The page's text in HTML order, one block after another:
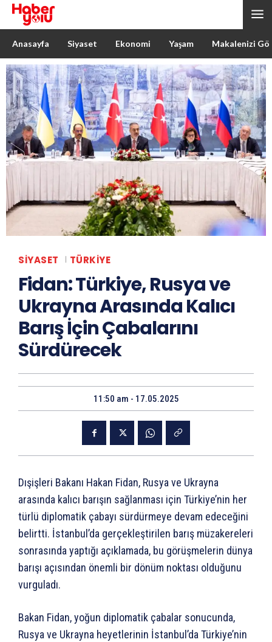
Anasayfa Siyaset Ekonomi Yaşam Makalenizi
SIYASET TÜRKIYE
Fidan: Türkiye, Rusya ve
Ukrayna Arasında Kalıcı
Barış İçin Çabalarını
Sürdürecek
11:50 am - 17.05.2025
Dışişleri Bakanı Hakan Fidan, Rusya ve Ukrayna
arasında kalıcı barışın sağlanması için Türkiye’nin her
türlü diplomatik çabayı sürdürmeye devam edeceğini
belirtti. İstanbul’da gerçekleştirilen barış müzakereleri
sonrasında yaptığı açıklamada, bu görüşmelerin dünya
barışı açısından önemli bir dönüm noktası olduğunu
vurguladı.
Bakan Fidan, yoğun diplomatik çabalar sonucunda,
Rusya ve Ukrayna heyetlerinin İstanbul’da Türkiye’nin